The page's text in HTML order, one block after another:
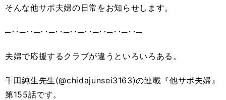
そんな他サポ夫婦の日常をお知らせします。
─･･─･･─･･─･･─･･─･･─･･─･･─･･─
夫婦で応援するクラブが違うといろいろある。
千田純生先生(@chidajunsei3163)の連載『他サポ夫婦』
第155話です。